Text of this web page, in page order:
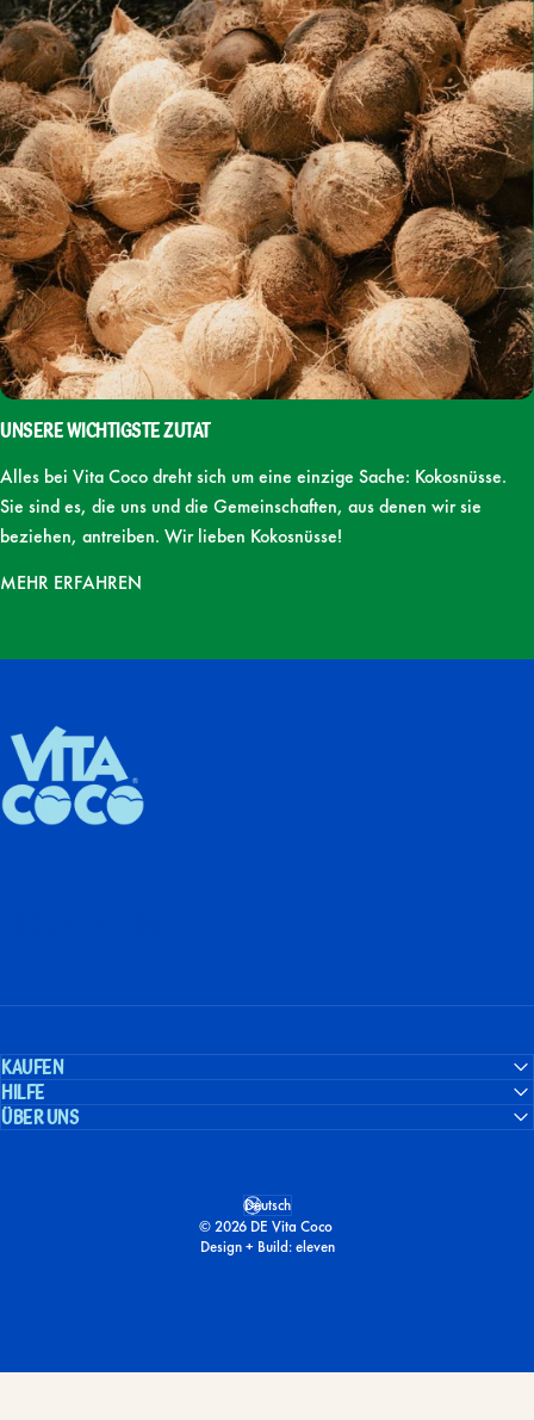
Unsere wichtigste Zutat
Alles bei Vita Coco dreht sich um eine einzige Sache: Kokosnüsse.
Sie sind es, die uns und die Gemeinschaften, aus denen wir sie
beziehen, antreiben. Wir lieben Kokosnüsse!
MEHR ERFAHREN
Kaufen
Hilfe
Über uns
DE Vita Coco
© 2026 DE Vita Coco
Design + Build:eleven
Sprache
Deutsch